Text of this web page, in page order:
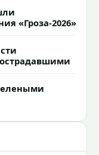
«Гроза-2026»